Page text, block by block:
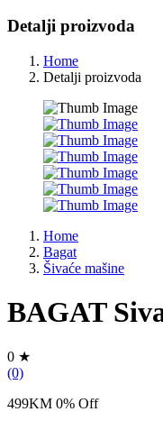
Detalji proizvoda
Home
Detalji proizvoda
Home
Bagat
Šivaće mašine
BAGAT
0 ★
(0)
499KM 0% Off